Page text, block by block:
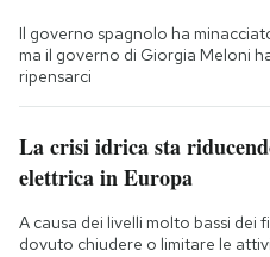
Il governo spagnolo ha
ma il governo di Giorgia Meloni
ripensarci
La crisi idrica sta
elettrica in Europa
A causa dei livelli molto bassi dei
dovuto chiudere o limitare le